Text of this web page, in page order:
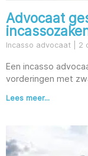
Advocaat
Incasso advocaat 2
Een incasso
vorderingen met
Lees meer...